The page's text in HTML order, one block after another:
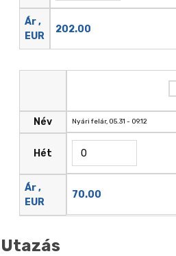
Ár ,
EUR
202.00
Név
Hét
Ár ,
EUR
Nyári felár, 05.31 - 09.12
70.00
Utazás